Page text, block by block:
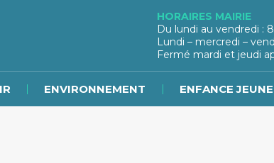
HORAIRES MAIRIE
Du lundi au vendredi :
Lundi – mercredi –
Fermé mardi et jeudi
ENVIRONNEMENT ENFANCE